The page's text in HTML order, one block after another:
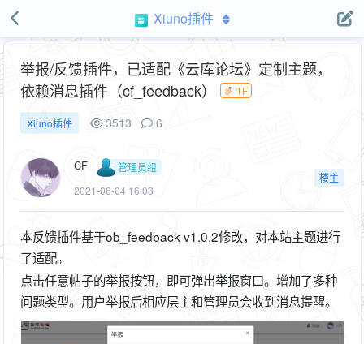
Xiuno插件
举报/反馈插件，已适配《云库论坛》定制主题，
依赖消息插件（cf_feedback）
1F
Xiuno插件 3513 6
CF
管理员组
2021-06-04 16:08
楼主
本反馈插件基于ob_feedback v1.0.2修改，对本站主题进行
了适配。
点击任意帖子的举报按钮，即可弹出举报窗口。增加了多种
问题类型。用户举报后相应层主和管理员会收到消息提醒。